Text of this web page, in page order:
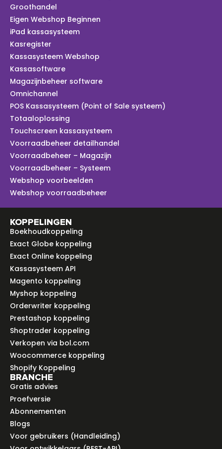
Groothandel
Eigen Webshop Beginnen
iPad kassasysteem
Kasregister
Kassasysteem Webshop
Kassasoftware
Magazijnbeheer software
Omnichannel
POS Kassasysteem (Point of Sale systeem)
Totaaloplossing
Touchscreen kassasysteem
Voorraadbeheer detailhandel
Voorraadbeheer – Magazijn
Voorraadbeheer – Systeem
Webshop voorbeelden
Webshop voorraadbeheer
KOPPELINGEN
Boekhoudkoppeling
Exact Globe koppeling
Exact Online koppeling
Kassasysteem API
Magento koppeling
Myshop koppeling
Orderwriter koppeling
Prestashop koppeling
Shoptrader koppeling
Verkopen via bol.com
Woocommerce koppeling
Shopify Koppeling
BRANCHE
Gratis advies
Proefversie
Abonnementen
Blogs
Voor gebruikers (Handleiding)